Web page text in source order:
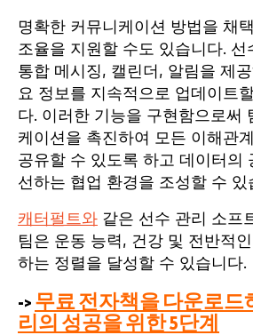
명확한 커뮤니케이션 방법을 채
조율을 지원할 수도 있습니다. 선
통합 메시징, 캘린더, 알림을 제
요 정보를 지속적으로 업데이트
다. 이러한 기능을 구현함으로써
케이션을 촉진하여 모든 이해관
공유할 수 있도록 하고 데이터의
선하는 협업 환경을 조성할 수 있
캐터펄트와 같은 선수 관리 소프
팀은 운동 능력, 건강 및 전반적
하는 정렬을 달성할 수 있습니다.
-> 무료 전자책을 다운로드
리의 성공을 위한 5단계